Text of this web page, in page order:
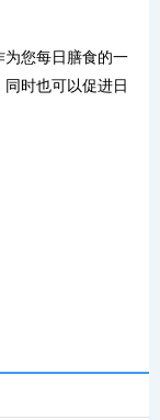
为您每日膳食的一
时也可以促进日